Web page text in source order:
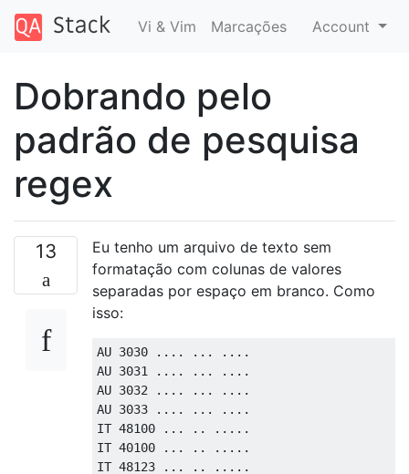
Vi & Vim Marcações Account
Dobrando pelo
padrão de pesquisa
regex
13
Eu tenho um arquivo de texto sem
formatação com colunas de valores
separadas por espaço em branco. Como
isso:
AU 3030 .... ... ....
AU 3031 .... ... ....
AU 3032 .... ... ....
AU 3033 .... ... ....
IT 48100 ... .. .....
IT 40100 ... .. .....
IT 48123 ... .. .....